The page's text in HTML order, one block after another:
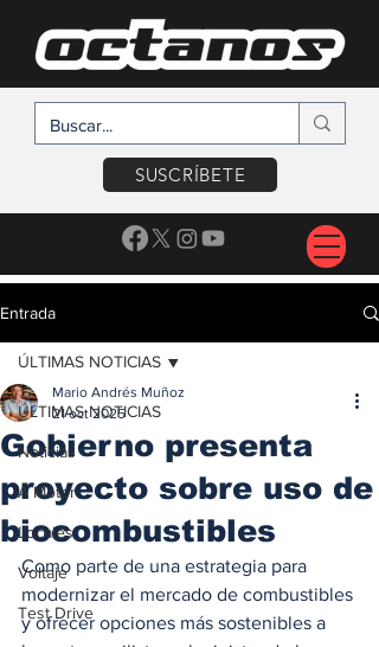
SUSCRÍBETE
Entrada
ÚLTIMAS NOTICIAS
Noticias
A Motor
Locales
Voltaje
Test Drive
ÚLTIMAS NOTICIAS
Gobierno presenta
proyecto sobre uso de
biocombustibles
Mario Andrés Muñoz
21 oct 2025
Como parte de una estrategia para
modernizar el mercado de combustibles
y ofrecer opciones más sostenibles a